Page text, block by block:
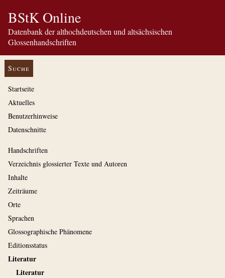
BStK Online
Datenbank der althochdeutschen und altsächsischen
Glossenhandschriften
Suche
Startseite
Aktuelles
Benutzerhinweise
Datenschnitte
Handschriften
Verzeichnis glossierter Texte und Autoren
Inhalte
Zeiträume
Orte
Sprachen
Glossographische Phänomene
Editionsstatus
Literatur
Literatur